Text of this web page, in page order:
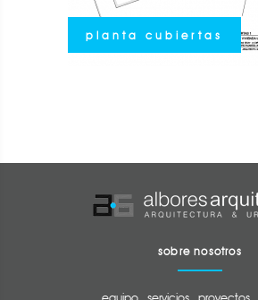
planta cubiertas
sobre nosotros